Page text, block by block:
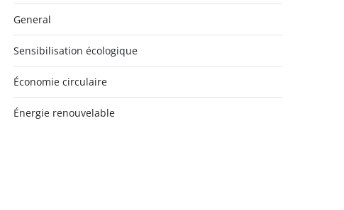
General
Sensibilisation écologique
Économie circulaire
Énergie renouvelable